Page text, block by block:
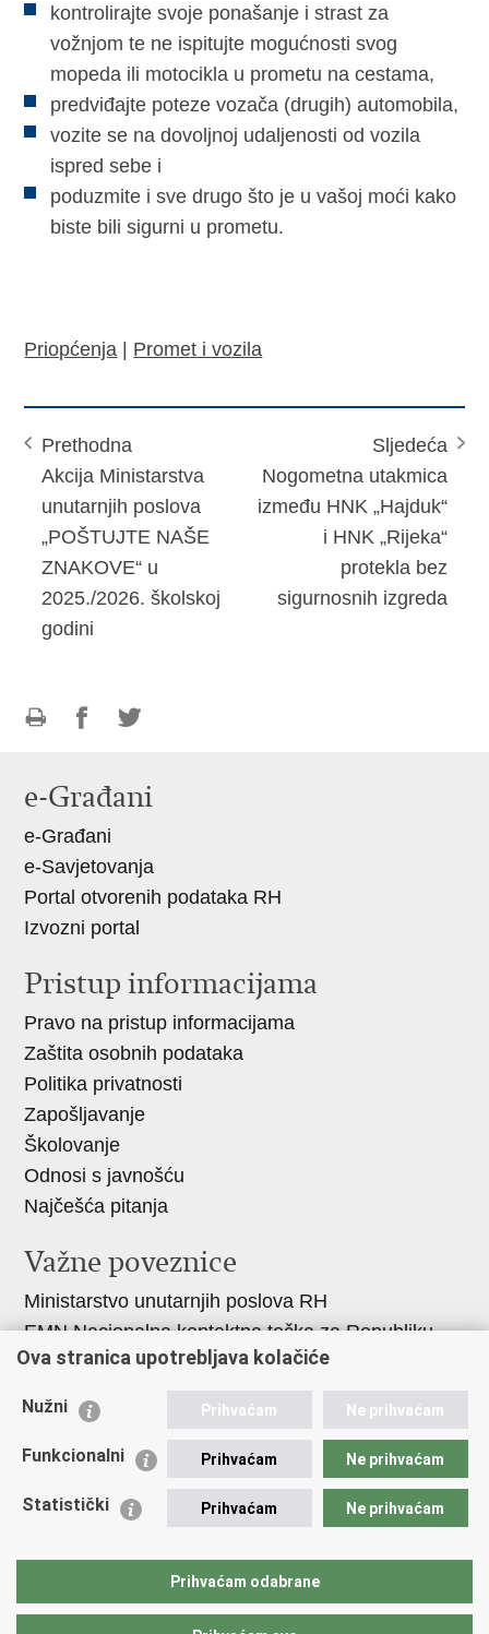
kontrolirajte svoje ponašanje i strast za
vožnjom te ne ispitujte mogućnosti svog
mopeda ili motocikla u prometu na cestama,
predviđajte poteze vozača (drugih) automobila,
vozite se na dovoljnoj udaljenosti od vozila
ispred sebe i
poduzmite i sve drugo što je u vašoj moći kako
biste bili sigurni u prometu.
Priopćenja | Promet i vozila
Prethodna
Akcija Ministarstva
unutarnjih poslova
„POŠTUJTE NAŠE
ZNAKOVE“ u
2025./2026. školskoj
godini
Sljedeća
Nogometna utakmica
između HNK „Hajduk“
i HNK „Rijeka“
protekla bez
sigurnosnih izgreda
Facebooku
Twitteru
e-Građani
e-Građani
e-Savjetovanja
Portal otvorenih podataka RH
Izvozni portal
Pristup informacijama
Pravo na pristup informacijama
Zaštita osobnih podataka
Politika privatnosti
Zapošljavanje
Školovanje
Odnosi s javnošću
Najčešća pitanja
Važne poveznice
Ministarstvo unutarnjih poslova RH
EMN Nacionalna kontaktna točka za Republiku
Hrvatsku
Policijska akademija
Muzej policije
Dom zdravlja MUP-a
Ova stranica upotrebljava kolačiće
Nužni Prihvaćam Ne prihvaćam
Funkcionalni Prihvaćam Ne prihvaćam
Statistički Prihvaćam Ne prihvaćam
Prihvaćam odabrane